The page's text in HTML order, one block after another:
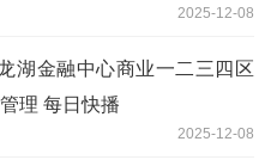
2025-12-08
湖金融中心商业一二三四区
理 每日快播
2025-12-08